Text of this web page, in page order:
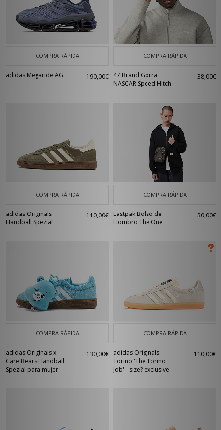
COMPRA RÁPIDA
adidas Megaride AG 190,00€
COMPRA RÁPIDA
47 Brand Gorra
NASCAR Speed Hitch
38,00€
COMPRA RÁPIDA
adidas Originals
Handball Spezial
110,00€
COMPRA RÁPIDA
Eastpak Bolso de
Hombro The One
30,00€
COMPRA RÁPIDA
adidas Originals x
Care Bears Handball
Spezial para mujer
130,00€
COMPRA RÁPIDA
adidas Originals
Torino 'The Torino
Job' - size? exclusive
110,00€